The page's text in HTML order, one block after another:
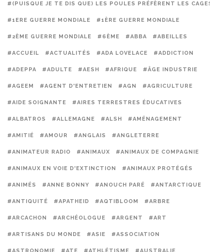
#(PUISQUE JE TE DIS QUE) LES POULES PRÉFÈRENT LES CAGES
#1ERE GUERRE MONDIALE #1ÈRE GUERRE MONDIALE
#2ÈME GUERRE MONDIALE #6ÈME #ABBA #ABEILLES
#ACCUEIL #ACTUALITÉS #ADA LOVELACE #ADDICTION
#ADEPPA #ADULTE #AESH #AFRIQUE #ÂGE INDUSTRIE
#AGEEM #AGENT D'ENTRETIEN #AGN #AGRICULTURE
#AIDE SOIGNANTE #AIRES TERRESTRES ÉDUCATIVES
#ALBATROS #ALLEMAGNE #ALSH #AMÉNAGEMENT
#AMITIÉ #AMOUR #ANGLAIS #ANGLETERRE
#ANIMATEUR RADIO #ANIMAUX #ANIMAUX DE COMPAGNIE
#ANIMAUX EN VOIE D'EXTINCTION #ANIMAUX PROTÉGÉS
#ANIMÉS #ANNE BONNY #ANOUCH PARÉ #ANTARCTIQUE
#ANTIQUITÉ #APATHEID #AQTIBLOOM #ARBRE
#ARCACHON #ARCHÉOLOGUE #ARGENT #ART
#ARTISANS DU MONDE #ASIE #ASSOCIATION